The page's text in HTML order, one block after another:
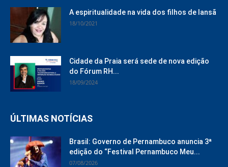
A espiritualidade na vida dos filhos de Iansã
18/10/2021
Cidade da Praia será sede de nova edição
do Fórum RH...
18/09/2024
ÚLTIMAS NOTÍCIAS
Brasil: Governo de Pernambuco anuncia 3ª
edição do “Festival Pernambuco Meu...
07/08/2026